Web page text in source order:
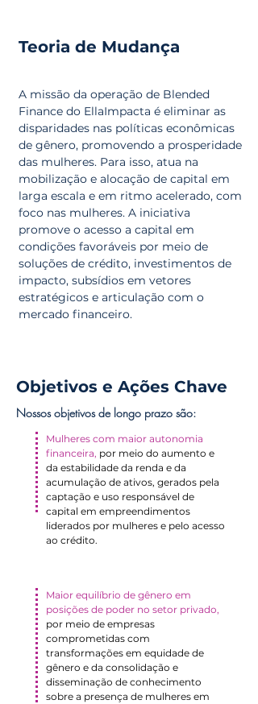
Teoria de Mudança
A missão da operação de Blended
Finance do EllaImpacta é eliminar as
disparidades nas políticas econômicas
de gênero, promovendo a prosperidade
das mulheres. Para isso, atua na
mobilização e alocação de capital em
larga escala e em ritmo acelerado, com
foco nas mulheres. A iniciativa
promove o acesso a capital em
condições favoráveis por meio de
soluções de crédito, investimentos de
impacto, subsídios em vetores
estratégicos e articulação com o
mercado financeiro.
Objetivos e Ações Chave
Nossos objetivos de longo prazo são:
Mulheres com maior autonomia
financeira, por meio do aumento e
da estabilidade da renda e da
acumulação de ativos, gerados pela
captação e uso responsável de
capital em empreendimentos
liderados por mulheres e pelo acesso
ao crédito.
Maior equilíbrio de gênero em
posições de poder no setor privado,
por meio de empresas
comprometidas com
transformações em equidade de
gênero e da consolidação e
disseminação de conhecimento
sobre a presença de mulheres em